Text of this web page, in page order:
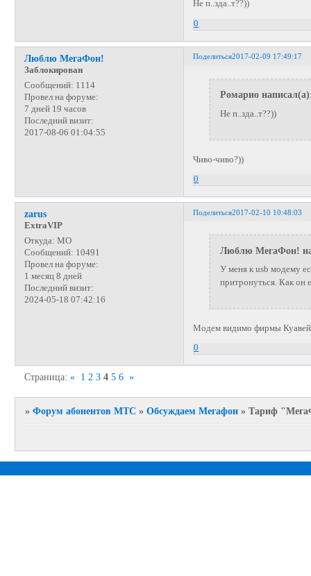
Не п..зда..т??))
0
Поделиться2017-02-09 17:49:17
Люблю МегаФон!
Заблокирован
Сообщений: 1114
Провел на форуме:
7 дней 19 часов
Последний визит:
2017-08-06 01:04:55
Ромарио
Не п..зда..т??))
Чиво-чиво?))
0
Поделиться2017-02-10 10:48:03
zarus
ExtraVIP
Откуда: МО
Сообщений: 10491
Провел на форуме:
1 месяц 8 дней
Последний визит:
2024-05-18 07:42:16
Люблю МегаФон!
У меня к usb модему
притронуться. Как он
Модем видимо фирмы
0
Страница:« 1 2 3 4 5 6 »
»Форум абонентов МТС »Обсуждаем Мегафон »Тариф